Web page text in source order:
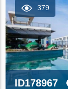
379
ID178967